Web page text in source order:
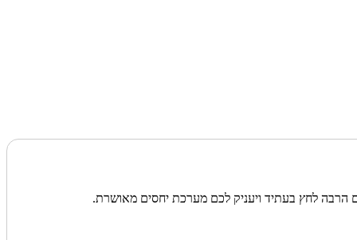
הרבה לחץ בעתיד ויעניק לכם מערכת יחסים מאושרת.